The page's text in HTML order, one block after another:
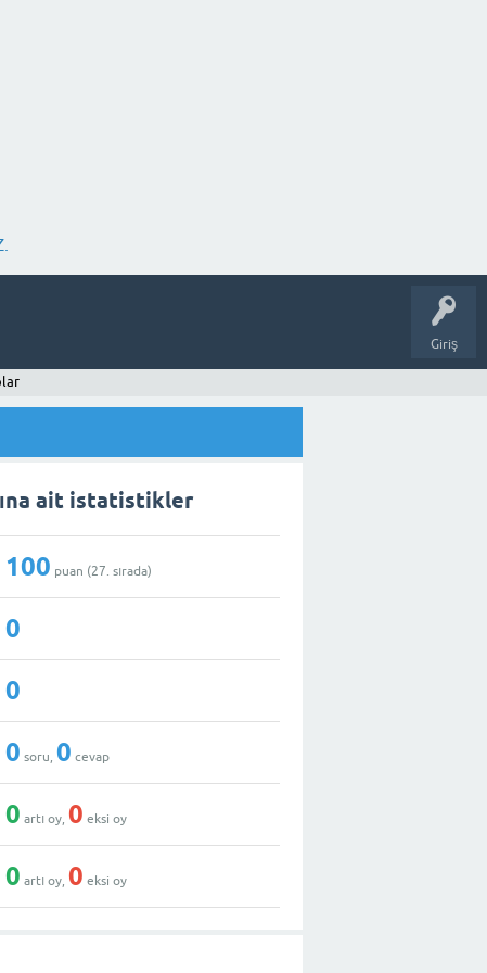
Giriş
ait istatistikler
100 puan (27 . sırada)
0
0
0 soru,0 cevap
0 artı oy,0 eksi oy
0 artı oy,0 eksi oy